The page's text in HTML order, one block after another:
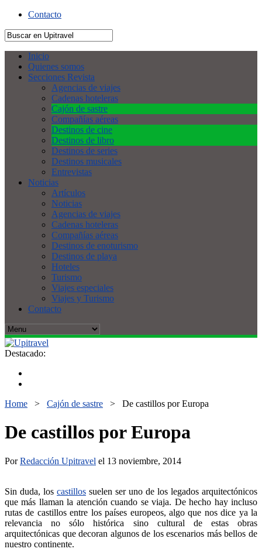
Contacto
Inicio
Quienes somos
Secciones Revista
Agencias de viajes
Cadenas hoteleras
Cajón de sastre
Compañías aéreas
Destinos de cine
Destinos de libro
Destinos de series
Destinos musicales
Entrevistas
Noticias
Artículos
Noticias
Agencias de viajes
Cadenas hoteleras
Compañías aéreas
Destinos de enoturismo
Destinos de playa
Hoteles
Turismo
Viajes especiales
Viajes y Turismo
Contacto
Destacado:
Home > Cajón de sastre > De castillos por Europa
De castillos por Europa
PorRedacción Upitravel el 13 noviembre, 2014
Sin duda, los castillos suelen ser uno de los legados arquitectónicos
que más llaman la atención cuando se viaja. De hecho hay incluso
rutas de castillos entre los países europeos, algo que nos dice ya la
relevancia no sólo histórica sino cultural de estas obras
arquitectónicas que decoran algunos de los escenarios más bellos de
nuestro continente.